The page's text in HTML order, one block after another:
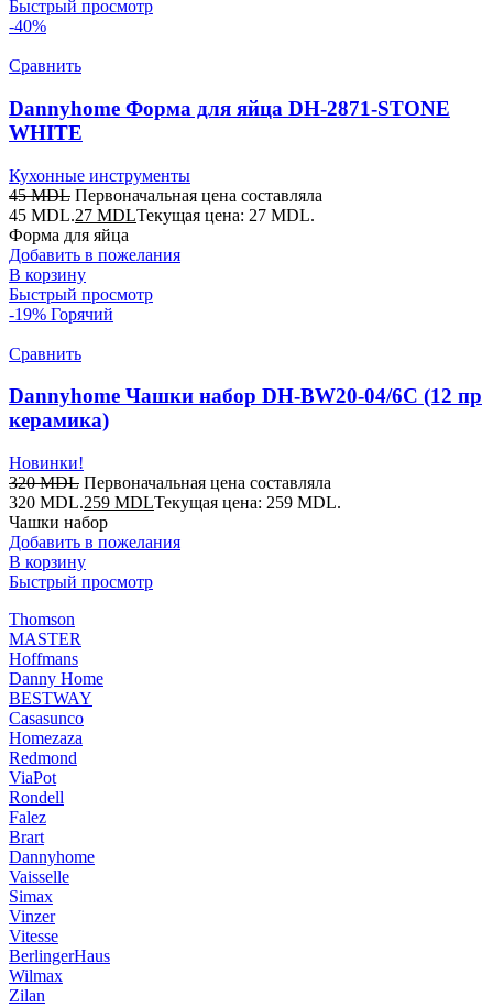
Быстрый просмотр
-40%
Сравнить
Dannyhome Форма для яйца DH-2871-STONE
WHITE
Кухонные инструменты
45MDL Первоначальная цена составляла
45 MDL.27 MDLТекущая цена: 27 MDL.
Форма для яйца
Добавить в пожелания
В корзину
Быстрый просмотр
-19% Горячий
Сравнить
Dannyhome Чашки набор DH-BW20-04/6C (12 пр
керамика)
Новинки!
320MDL Первоначальная цена составляла
320 MDL.259 MDLТекущая цена: 259 MDL.
Чашки набор
Добавить в пожелания
В корзину
Быстрый просмотр
Thomson
MASTER
Hoffmans
Danny Home
BESTWAY
Casasunco
Homezaza
Redmond
ViaPot
Rondell
Falez
Brart
Dannyhome
Vaisselle
Simax
Vinzer
Vitesse
BerlingerHaus
Wilmax
Zilan